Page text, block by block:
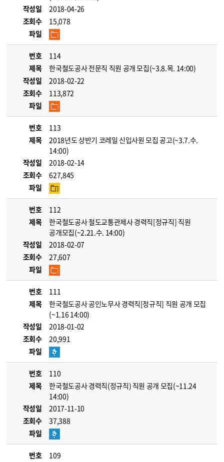
작성일
2018-04-26
조회수
15,078
파일
번호
114
제목
한국철도공사 전문직 직원 공개 모집(~3.8.목. 14:00)
작성일
2018-02-22
조회수
113,872
파일
번호
113
제목
2018년도 상반기 코레일 신입사원 모집 공고(~3.7.수.
14:00)
작성일
2018-02-14
조회수
627,845
파일
번호
112
제목
한국철도공사 철도교통관제사 경력직[정규직] 직원
공개모집(~2.21.수. 14:00)
작성일
2018-02-07
조회수
27,607
파일
번호
111
제목
한국철도공사 공인노무사 경력직[정규직] 직원 공개 모집
(~1.16 14:00)
작성일
2018-01-02
조회수
20,991
파일
번호
110
제목
한국철도공사 경력직(정규직) 직원 공개 모집(~11.24
14:00)
작성일
2017-11-10
조회수
37,388
파일
번호
109